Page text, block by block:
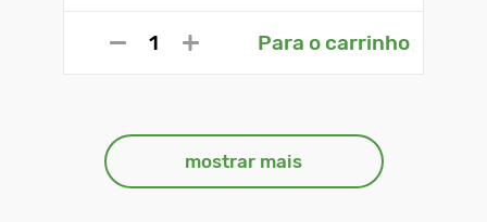
Para o carrinho
mostrar mais